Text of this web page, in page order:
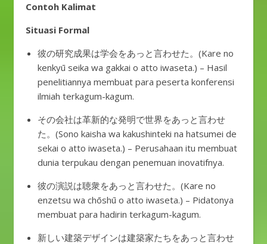
Contoh Kalimat
Situasi Formal
彼の研究成果は学会をあっと言わせた。(Kare no
kenkyū seika wa gakkai o atto iwaseta.) – Hasil
penelitiannya membuat para peserta konferensi
ilmiah terkagum-kagum.
その会社は革新的な発明で世界をあっと言わせ
た。(Sono kaisha wa kakushinteki na hatsumei de
sekai o atto iwaseta.) – Perusahaan itu membuat
dunia terpukau dengan penemuan inovatifnya.
彼の演説は聴衆をあっと言わせた。(Kare no
enzetsu wa chōshū o atto iwaseta.) – Pidatonya
membuat para hadirin terkagum-kagum.
新しい建築デザインは建築家たちをあっと言わせ